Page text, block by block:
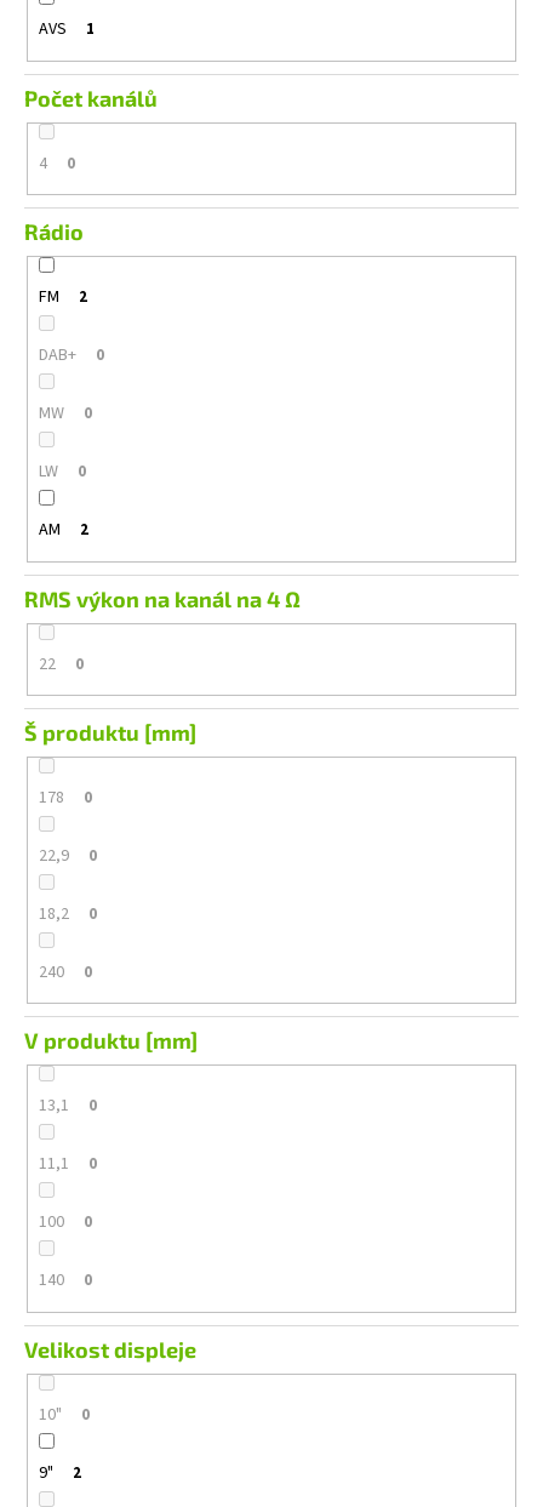
AVS 1
Počet kanálů
4 0
Rádio
FM 2
DAB+ 0
MW 0
LW 0
AM 2
RMS výkon na kanál na 4 Ω
22 0
Š produktu [mm]
178 0
22,9 0
18,2 0
240 0
V produktu [mm]
13,1 0
11,1 0
100 0
140 0
Velikost displeje
10" 0
9" 2